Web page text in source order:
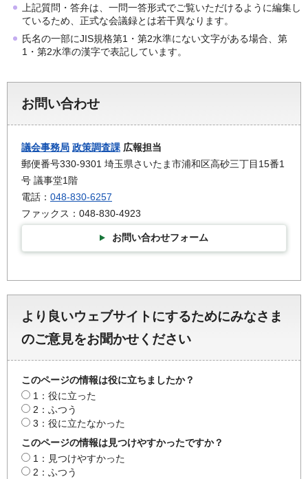
上記質問・答弁は、一問一答形式でご覧いただけるように編集し
ているため、正式な会議録とは若干異なります。
氏名の一部にJIS規格第1・第2水準にない文字がある場合、第
1・第2水準の漢字で表記しています。
お問い合わせ
議会事務局 政策調査課 広報担当
郵便番号330-9301 埼玉県さいたま市浦和区高砂三丁目15番1
号 議事堂1階
電話： 048-830-6257
ファックス：048-830-4923
お問い合わせフォーム
より良いウェブサイトにするためにみなさま
のご意見をお聞かせください
このページの情報は役に立ちましたか？
1：役に立った
2：ふつう
3：役に立たなかった
このページの情報は見つけやすかったですか？
1：見つけやすかった
2：ふつう